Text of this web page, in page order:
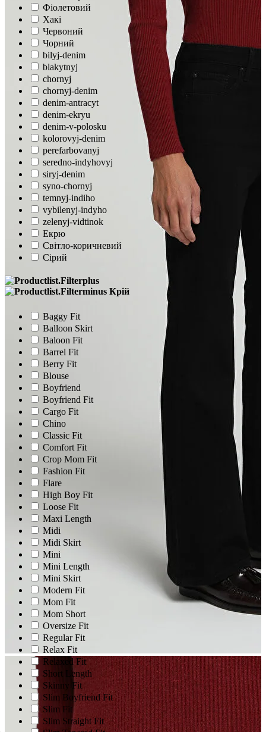
Фіолетовий
Хакі
Червоний
Чорний
bilyj-denim
blakytnyj
chornyj
chornyj-denim
denim-antracyt
denim-ekryu
denim-v-polosku
kolorovyj-denim
perefarbovanyj
seredno-indyhovyj
siryj-denim
syno-chornyj
temnyj-indiho
vybilenyj-indyho
zelenyj-vidtinok
Екрю
Світло-коричневий
Сірий
Крій
Baggy Fit
Balloon Skirt
Baloon Fit
Barrel Fit
Berry Fit
Blouse
Boyfriend
Boyfriend Fit
Cargo Fit
Chino
Classic Fit
Comfort Fit
Crop Mom Fit
Fashion Fit
Flare
High Boy Fit
Loose Fit
Maxi Length
Midi
Midi Skirt
Mini
Mini Length
Mini Skirt
Modern Fit
Mom Fit
Mom Short
Oversize Fit
Regular Fit
Relax Fit
Relaxed Fit
Short Length
Skinny Fit
Slim Boyfriend Fit
Slim Fit
Slim Straight Fit